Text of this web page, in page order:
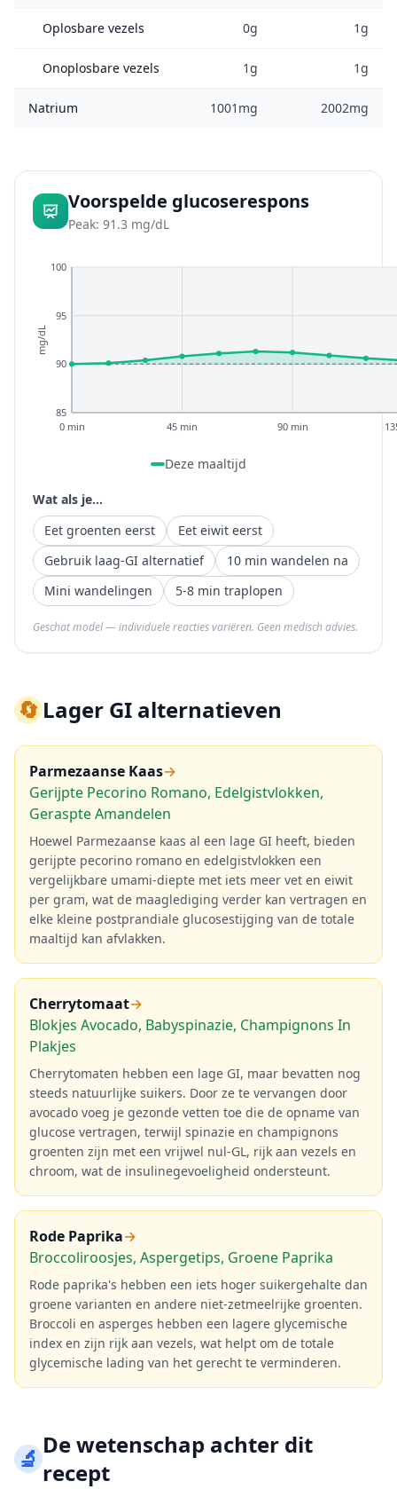
Oplosbare vezels 0g 1g
Onoplosbare vezels 1g 1g
Natrium 1001mg 2002mg
Voorspelde glucoserespons
Peak: 91.3 mg/dL
85
90
95
100
0 min 45 min 90 min
mg/dL
Deze maaltijd
Wat als je...
Eet groenten eerst
Eet eiwit eerst
Gebruik laag-GI alternatief
10 min wandelen na
Mini wandelingen
5-8 min traplopen
Geschat model — individuele reacties variëren. Geen medisch advies.
🔄Lager GI alternatieven
Parmezaanse Kaas→
Gerijpte Pecorino Romano, Edelgistvlokken,
Geraspte Amandelen
Hoewel Parmezaanse kaas al een lage GI heeft, bieden
gerijpte pecorino romano en edelgistvlokken een
vergelijkbare umami-diepte met iets meer vet en eiwit
per gram, wat de maaglediging verder kan vertragen en
elke kleine postprandiale glucosestijging van de totale
maaltijd kan afvlakken.
Cherrytomaat→
Blokjes Avocado, Babyspinazie, Champignons In
Plakjes
Cherrytomaten hebben een lage GI, maar bevatten nog
steeds natuurlijke suikers. Door ze te vervangen door
avocado voeg je gezonde vetten toe die de opname van
glucose vertragen, terwijl spinazie en champignons
groenten zijn met een vrijwel nul-GL, rijk aan vezels en
chroom, wat de insulinegevoeligheid ondersteunt.
Rode Paprika→
Broccoliroosjes, Aspergetips, Groene Paprika
Rode paprika's hebben een iets hoger suikergehalte dan
groene varianten en andere niet-zetmeelrijke groenten.
Broccoli en asperges hebben een lagere glycemische
index en zijn rijk aan vezels, wat helpt om de totale
glycemische lading van het gerecht te verminderen.
🔬De wetenschap achter dit
recept